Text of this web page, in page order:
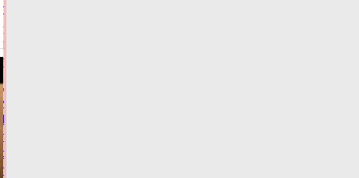
погоды
Сегодня:
15:20
ФОТО
ПОГОДА
Житель
Твери
попался
с
поддельным